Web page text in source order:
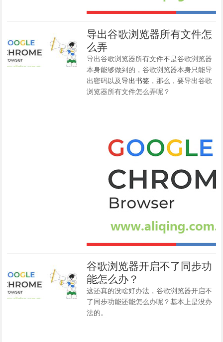
导出谷歌浏览器所有文件怎
么弄
导出谷歌浏览器所有文件不是谷歌浏览器
本身能够做到的，谷歌浏览器本身只能导
出密码以及导出书签 ，那么，要导出谷歌
浏览器所有文件怎么弄呢？
谷歌浏览器开启不了同步功
能怎么办？
这还真的没啥好办法，谷歌浏览器开启不
了同步功能还能怎么办呢？基本上是没办
法的。